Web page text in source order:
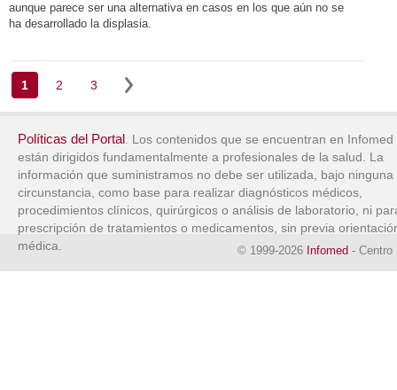
aunque parece ser una alternativa en casos en los que aún no se
ha desarrollado la displasia.
1 2 3
Políticas del Portal. Los contenidos que se encuentran en Infomed
están dirigidos fundamentalmente a profesionales de la salud. La
información que suministramos no debe ser utilizada, bajo ninguna
circunstancia, como base para realizar diagnósticos médicos,
procedimientos clínicos, quirúrgicos o análisis de laboratorio, ni
prescripción de tratamientos o medicamentos, sin previa
médica.
© 1999-2026 Infomed - Centro